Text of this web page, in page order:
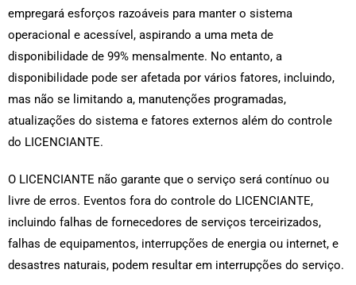
empregará esforços razoáveis para manter o sistema
operacional e acessível, aspirando a uma meta de
disponibilidade de 99% mensalmente. No entanto, a
disponibilidade pode ser afetada por vários fatores, incluindo,
mas não se limitando a, manutenções programadas,
atualizações do sistema e fatores externos além do controle
do LICENCIANTE.
O LICENCIANTE não garante que o serviço será contínuo ou
livre de erros. Eventos fora do controle do LICENCIANTE,
incluindo falhas de fornecedores de serviços terceirizados,
falhas de equipamentos, interrupções de energia ou internet, e
desastres naturais, podem resultar em interrupções do serviço.